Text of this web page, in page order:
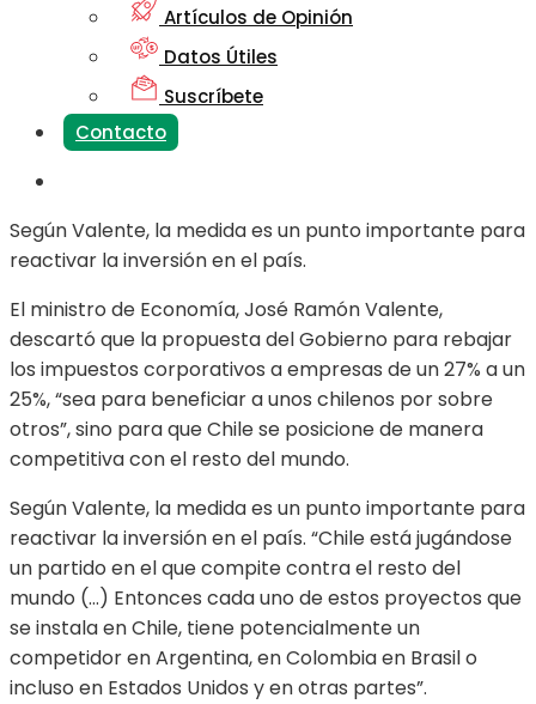
Artículos de Opinión
Datos Útiles
Suscríbete
Contacto
Según Valente, la medida es un punto importante para
reactivar la inversión en el país.
El ministro de Economía, José Ramón Valente,
descartó que la propuesta del Gobierno para rebajar
los impuestos corporativos a empresas de un 27% a un
25%, “sea para beneficiar a unos chilenos por sobre
otros”, sino para que Chile se posicione de manera
competitiva con el resto del mundo.
Según Valente, la medida es un punto importante para
reactivar la inversión en el país. “Chile está jugándose
un partido en el que compite contra el resto del
mundo (…) Entonces cada uno de estos proyectos que
se instala en Chile, tiene potencialmente un
competidor en Argentina, en Colombia en Brasil o
incluso en Estados Unidos y en otras partes”.